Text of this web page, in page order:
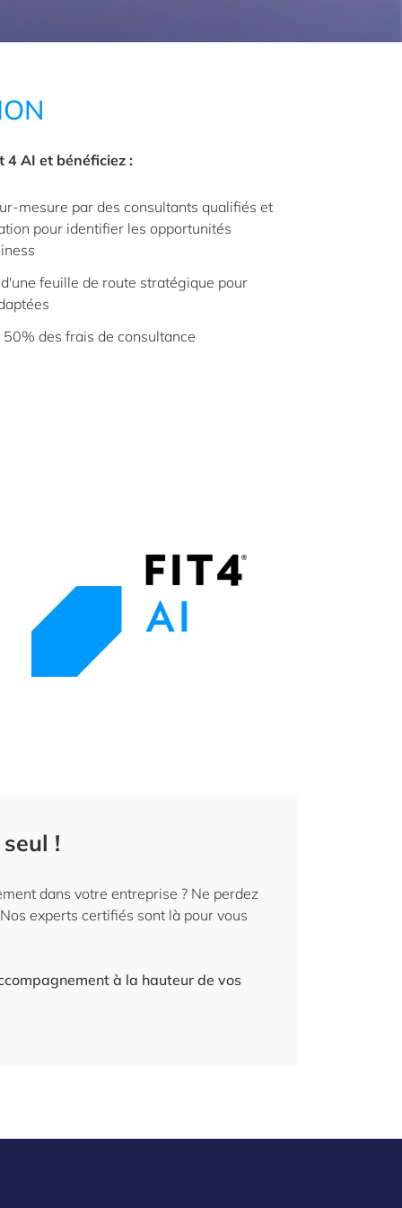
4 AI et bénéficiez :
mesure par des consultants qualifiés et
pour identifier les opportunités
feuille de route stratégique pour
des frais de consultance
!
dans votre entreprise ? Ne perdez
experts certifiés sont là pour vous
à la hauteur de vos